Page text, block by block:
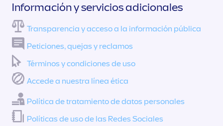
Información y servicios adicionales
Transparencia y acceso a la información pública
Peticiones, quejas y reclamos
Términos y condiciones de uso
Accede a nuestra línea ética
Política de tratamiento de datos personales
Políticas de uso de las Redes Sociales